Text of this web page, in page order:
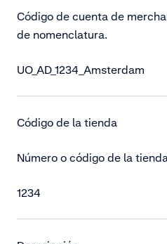
Código de cuenta de
de nomenclatura.
UO_AD_1234_Amsterdam
Código de la tienda
Número o código de la
1234